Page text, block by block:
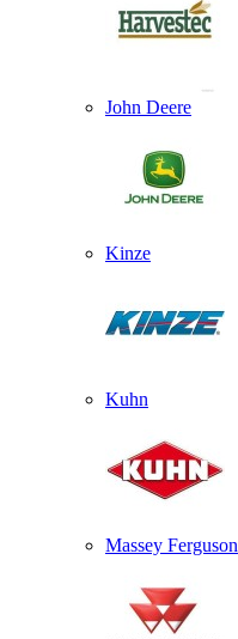
John Deere
Kinze
Kuhn
Massey Ferguson